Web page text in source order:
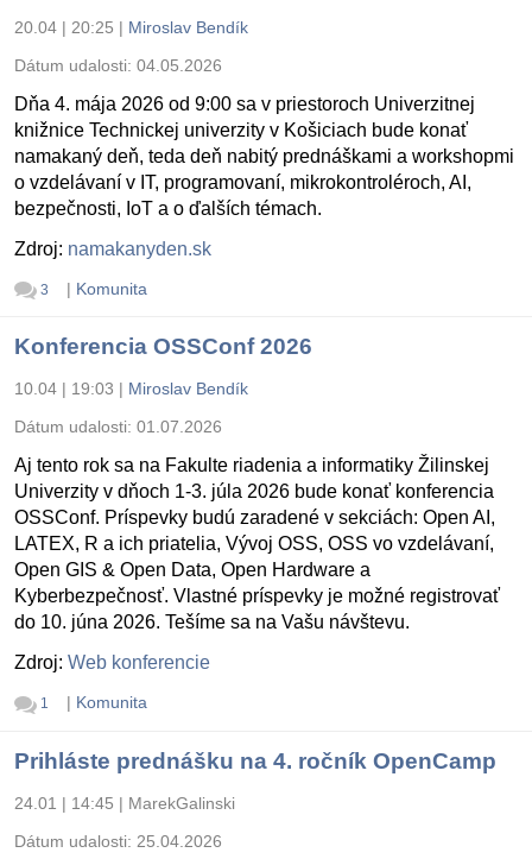
20.04 | 20:25 | Miroslav Bendík
Dátum udalosti: 04.05.2026
Dňa 4. mája 2026 od 9:00 sa v priestoroch Univerzitnej
knižnice Technickej univerzity v Košiciach bude konať
namakaný deň, teda deň nabitý prednáškami a workshopmi
o vzdelávaní v IT, programovaní, mikrokontroléroch, AI,
bezpečnosti, IoT a o ďalších témach.
Zdroj: namakanyden.sk
3 | Komunita
Konferencia OSSConf 2026
10.04 | 19:03 | Miroslav Bendík
Dátum udalosti: 01.07.2026
Aj tento rok sa na Fakulte riadenia a informatiky Žilinskej
Univerzity v dňoch 1-3. júla 2026 bude konať konferencia
OSSConf. Príspevky budú zaradené v sekciách: Open AI,
LATEX, R a ich priatelia, Vývoj OSS, OSS vo vzdelávaní,
Open GIS & Open Data, Open Hardware a
Kyberbezpečnosť. Vlastné príspevky je možné registrovať
do 10. júna 2026. Tešíme sa na Vašu návštevu.
Zdroj: Web konferencie
1 | Komunita
Prihláste prednášku na 4. ročník OpenCamp
24.01 | 14:45 | MarekGalinski
Dátum udalosti: 25.04.2026